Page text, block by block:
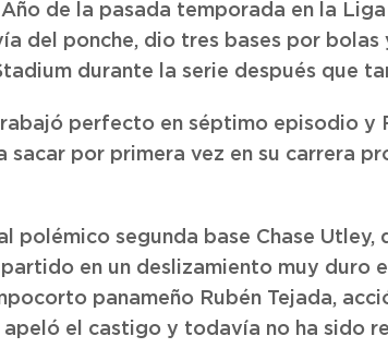
de la pasada temporada en la
del ponche, dio tres bases por
durante la serie después que
perfecto en séptimo episodio y
sacar por primera vez en su carrera
polémico segunda base Chase
en un deslizamiento muy duro
panameño Rubén Tejada,
el castigo y todavía no ha sido